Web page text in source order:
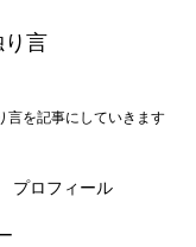
り言
言を記事にしていきます
プロフィール